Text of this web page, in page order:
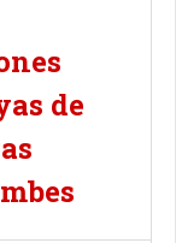
de